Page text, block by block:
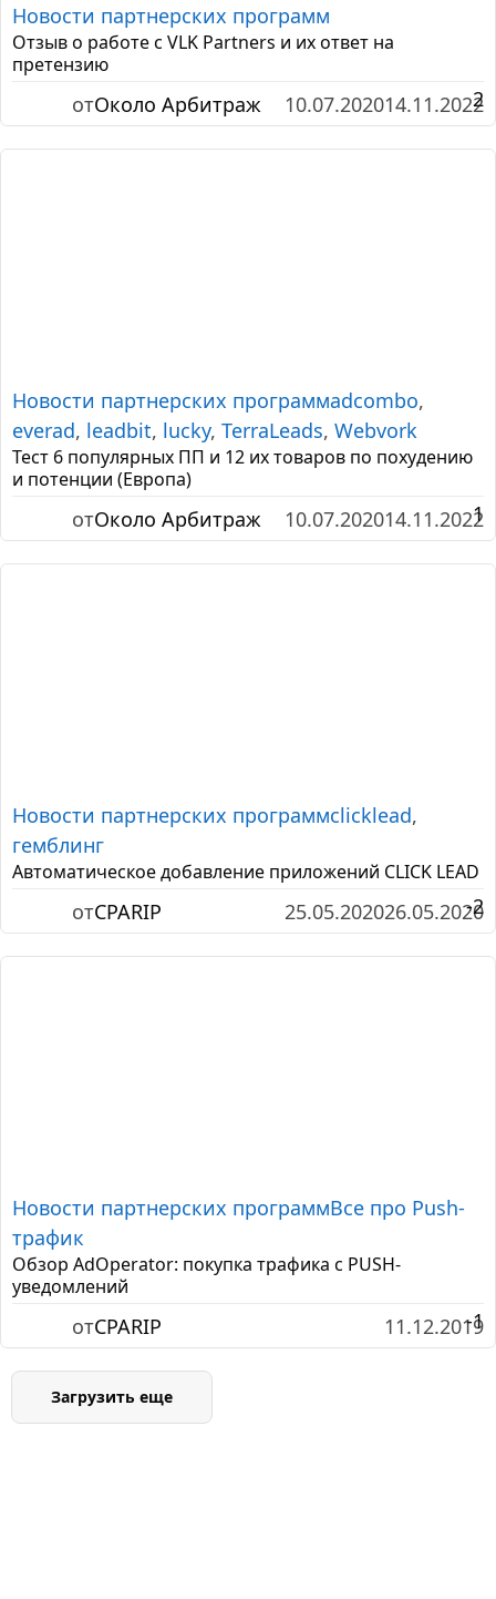
2
Новости партнерских программ
Отзыв о работе с VLK Partners и их ответ на
претензию
отОколо Арбитраж 10.07.202014.11.2022
1
Новости партнерских программadcombo,
everad, leadbit, lucky, TerraLeads, Webvork
Тест 6 популярных ПП и 12 их товаров по похудению
и потенции (Европа)
отОколо Арбитраж 10.07.202014.11.2022
-2
Новости партнерских программclicklead,
гемблинг
Автоматическое добавление приложений CLICK LEAD
отCPARIP 25.05.202026.05.2020
-1
Новости партнерских программВсе про Push-
трафик
Обзор AdOperator: покупка трафика с PUSH-
уведомлений
отCPARIP 11.12.2019
Загрузить еще